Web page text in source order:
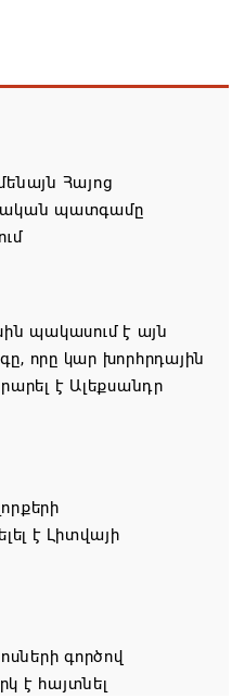
Հայոց
պատգամը
պակասում է այն
որը կար խորհրդային
է Ալեքսանդր
է Լիտվայի
գործով
է հայտնել